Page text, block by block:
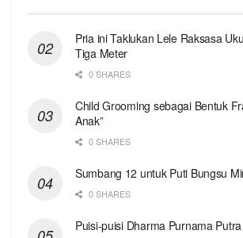
Pria ini Taklukan Lele Raksasa
Tiga Meter
0 SHARES
Child Grooming sebagai Bentuk
Anak”
0 SHARES
Sumbang 12 untuk Puti Bungsu
0 SHARES
Puisi-puisi Dharma Purnama Putra